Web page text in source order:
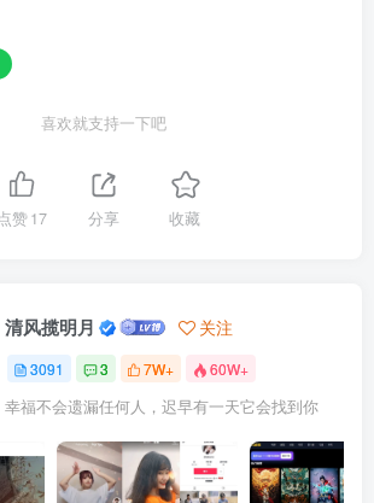
喜欢就支持一下吧
点赞17 分享 收藏
清风揽明月 关注
3091 3 7W+ 60W+
幸福不会遗漏任何人，迟早有一天它会找到你